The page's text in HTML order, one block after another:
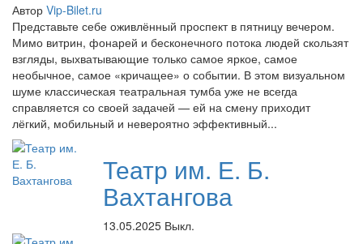
Автор Vip-Bilet.ru
Представьте себе оживлённый проспект в пятницу вечером.
Мимо витрин, фонарей и бесконечного потока людей скользят
взгляды, выхватывающие только самое яркое, самое
необычное, самое «кричащее» о событии. В этом визуальном
шуме классическая театральная тумба уже не всегда
справляется со своей задачей — ей на смену приходит
лёгкий, мобильный и невероятно эффективный...
Театр им. Е. Б.
Вахтангова
13.05.2025 Выкл.